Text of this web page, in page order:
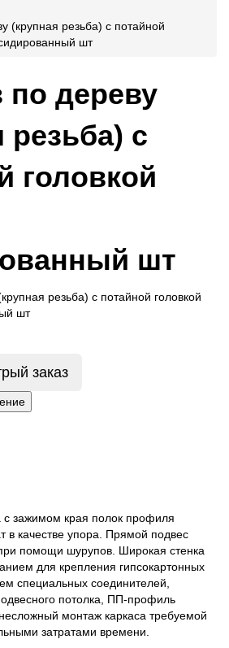
(крупная резьба) с потайной
шт
по дереву
резьба) с
головкой
шт
заказ
с зажимом края полок профиля
в качестве упора. Прямой подвес
помощи шурупов. Широкая стенка
для крепления гипсокартонных
специальных соединителей,
потолка, ПП-профиль
монтаж каркаса требуемой
затратами времени.